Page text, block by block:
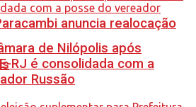
anuncia realocação
de Nilópolis após
RJ é consolidada com a
Russão